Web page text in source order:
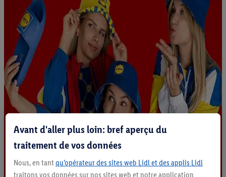
Avant d'aller plus loin: bref aperçu du
traitement de vos données
Nous, en tant qu’opérateur des sites web Lidl et des applis Lidl
traitons vos données sur nos sites web et notre application